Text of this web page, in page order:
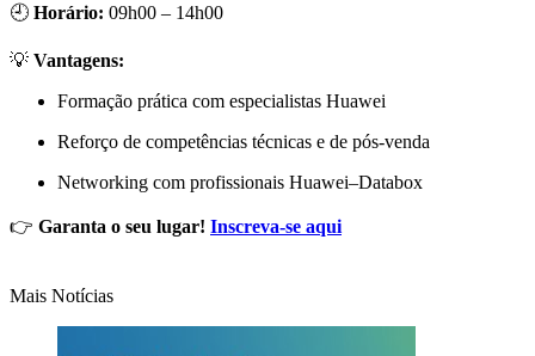
🕘 Horário: 09h00 – 14h00
💡 Vantagens:
Formação prática com especialistas Huawei
Reforço de competências técnicas e de pós-venda
Networking com profissionais Huawei–Databox
👉 Garanta o seu lugar! Inscreva-se aqui
Mais Notícias